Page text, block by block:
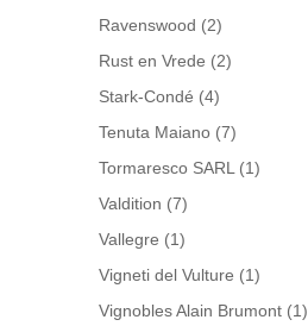
Ravenswood (2)
Rust en Vrede (2)
Stark-Condé (4)
Tenuta Maiano (7)
Tormaresco SARL (1)
Valdition (7)
Vallegre (1)
Vigneti del Vulture (1)
Vignobles Alain Brumont (1)